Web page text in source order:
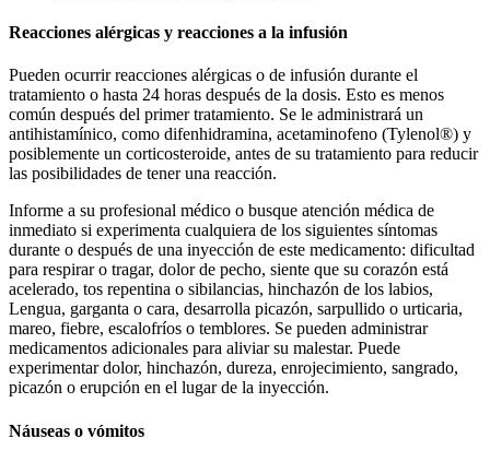
Reacciones alérgicas y reacciones a la infusión
Pueden ocurrir reacciones alérgicas o de infusión durante el
tratamiento o hasta 24 horas después de la dosis. Esto es menos
común después del primer tratamiento. Se le administrará un
antihistamínico, como difenhidramina, acetaminofeno (Tylenol®) y
posiblemente un corticosteroide, antes de su tratamiento para reducir
las posibilidades de tener una reacción.
Informe a su profesional médico o busque atención médica de
inmediato si experimenta cualquiera de los siguientes síntomas
durante o después de una inyección de este medicamento: dificultad
para respirar o tragar, dolor de pecho, siente que su corazón está
acelerado, tos repentina o sibilancias, hinchazón de los labios,
Lengua, garganta o cara, desarrolla picazón, sarpullido o urticaria,
mareo, fiebre, escalofríos o temblores. Se pueden administrar
medicamentos adicionales para aliviar su malestar. Puede
experimentar dolor, hinchazón, dureza, enrojecimiento, sangrado,
picazón o erupción en el lugar de la inyección.
Náuseas o vómitos